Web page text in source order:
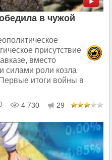
в чужой
присутствие
вместо
роли козла
итоги войны в
4 730 29